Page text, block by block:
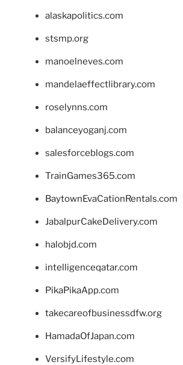
alaskapolitics.com
stsmp.org
manoelneves.com
mandelaeffectlibrary.com
roselynns.com
balanceyoganj.com
salesforceblogs.com
TrainGames365.com
BaytownEvaCationRentals.com
JabalpurCakeDelivery.com
halobjd.com
intelligenceqatar.com
PikaPikaApp.com
takecareofbusinessdfw.org
HamadaOfJapan.com
VersifyLifestyle.com